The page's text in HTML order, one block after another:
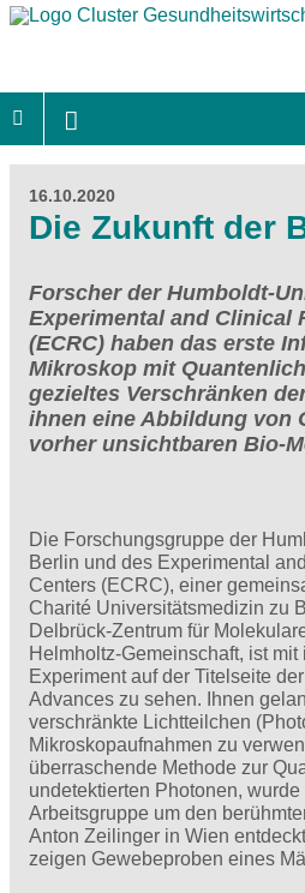
16.10.2020
Die Zukunft der
Forscher der Humboldt-
Experimental and Clinical
(ECRC) haben das erste
Mikroskop mit
gezieltes Verschränken
ihnen eine Abbildung von
vorher unsichtbaren Bio-
Die Forschungsgruppe der
Berlin und des Experimental
Centers (ECRC), einer
Charité Universitätsmedizin zu
Delbrück-Zentrum für
Helmholtz-Gemeinschaft, ist mit
Experiment auf der Titelseite
Advances zu sehen. Ihnen
verschränkte Lichtteilchen
Mikroskopaufnahmen zu
überraschende Methode zur
undetektierten Photonen,
Arbeitsgruppe um den
Anton Zeilinger in Wien
zeigen Gewebeproben eines